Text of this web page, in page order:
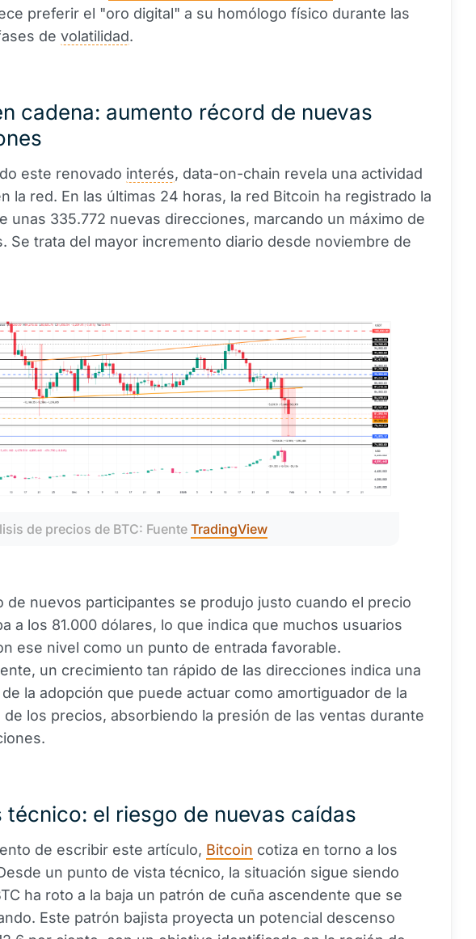
preferir el "oro digital" a su homólogo físico durante las
de volatilidad.
cadena: aumento récord de nuevas
este renovado interés, data-on-chain revela una actividad
la red. En las últimas 24 horas, la red Bitcoin ha registrado la
unas 335.772 nuevas direcciones, marcando un máximo de
Se trata del mayor incremento diario desde noviembre de
de precios de BTC: Fuente TradingView
de nuevos participantes se produjo justo cuando el precio
a los 81.000 dólares, lo que indica que muchos usuarios
ese nivel como un punto de entrada favorable.
un crecimiento tan rápido de las direcciones indica una
la adopción que puede actuar como amortiguador de la
de los precios, absorbiendo la presión de las ventas durante
técnico: el riesgo de nuevas caídas
de escribir este artículo, Bitcoin cotiza en torno a los
un punto de vista técnico, la situación sigue siendo
ha roto a la baja un patrón de cuña ascendente que se
Este patrón bajista proyecta un potencial descenso